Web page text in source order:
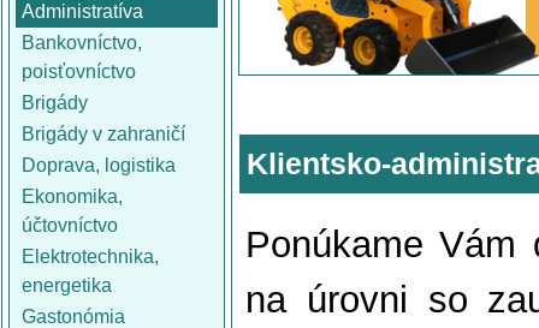
Administratíva
Bankovníctvo,
poisťovníctvo
Brigády
Brigády v zahraničí
Doprava, logistika
Ekonomika,
účtovníctvo
Elektrotechnika,
energetika
Gastonómia
Klientsko-
Ponúkame Vám
na úrovni so